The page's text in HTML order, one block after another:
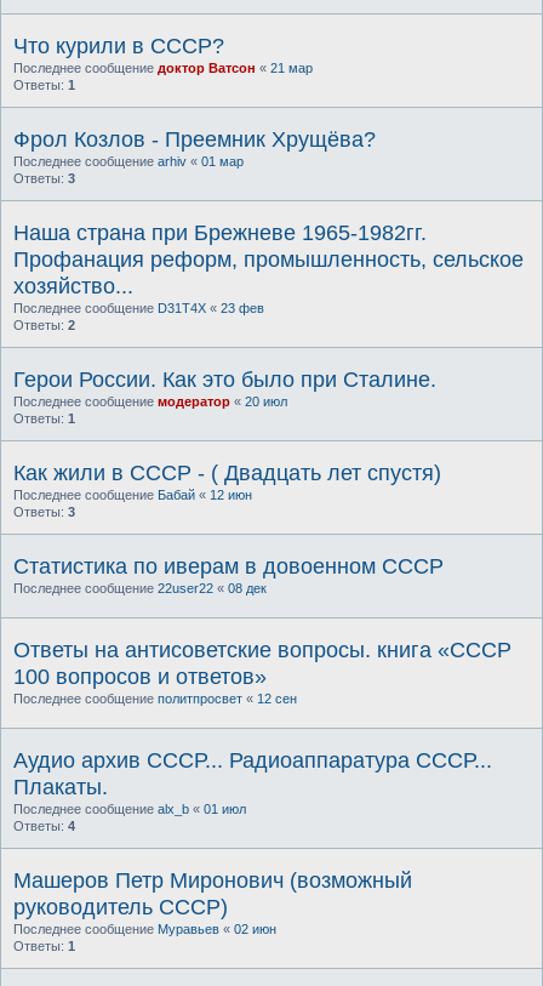
Что курили в СССР?
Последнее сообщение доктор Ватсон « 21 мар
Ответы: 1
Фрол Козлов - Преемник Хрущёва?
Последнее сообщение arhiv « 01 мар
Ответы: 3
Наша страна при Брежневе 1965-1982гг.
Профанация реформ, промышленность, сельское
хозяйство...
Последнее сообщение D31T4X « 23 фев
Ответы: 2
Герои России. Как это было при Сталине.
Последнее сообщение модератор « 20 июл
Ответы: 1
Как жили в СССР - ( Двадцать лет спустя)
Последнее сообщение Бабай « 12 июн
Ответы: 3
Статистика по иверам в довоенном СССР
Последнее сообщение 22user22 « 08 дек
Ответы на антисоветские вопросы. книга «CCCР
100 вопросов и ответов»
Последнее сообщение политпросвет « 12 сен
Аудио архив СССР... Радиоаппаратура СССР...
Плакаты.
Последнее сообщение alx_b « 01 июл
Ответы: 4
Машеров Петр Миронович (возможный
руководитель СССР)
Последнее сообщение Муравьев « 02 июн
Ответы: 1